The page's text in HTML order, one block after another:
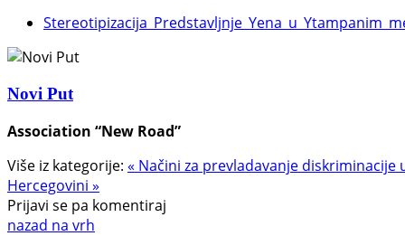
Novi Put
Association “New Road”
Više iz kategorije: « Načini za prevladavanje
Hercegovini »
Prijavi se pa komentiraj
nazad na vrh